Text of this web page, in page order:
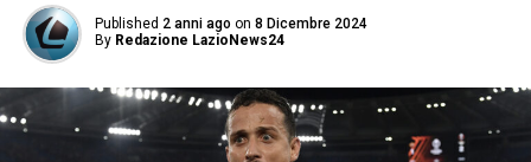
Published 2 anni ago on 8 Dicembre 2024
By Redazione LazioNews24